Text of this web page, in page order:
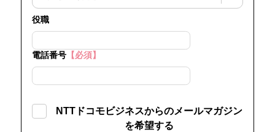
役職
電話番号【必須】
NTTドコモビジネスからのメールマガジン
を希望する